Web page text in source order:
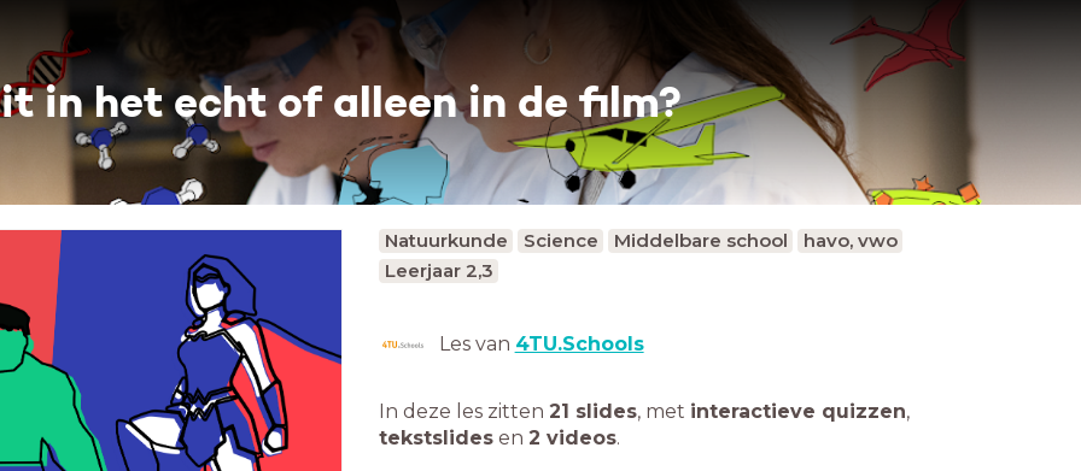
in het echt of alleen in de film?
Natuurkunde Science Middelbare school
havo, vwo
Leerjaar 2,3
Les van 4TU.Schools
In deze les zitten 21 slides, met interactieve quizzen,
tekstslides en 2 videos.